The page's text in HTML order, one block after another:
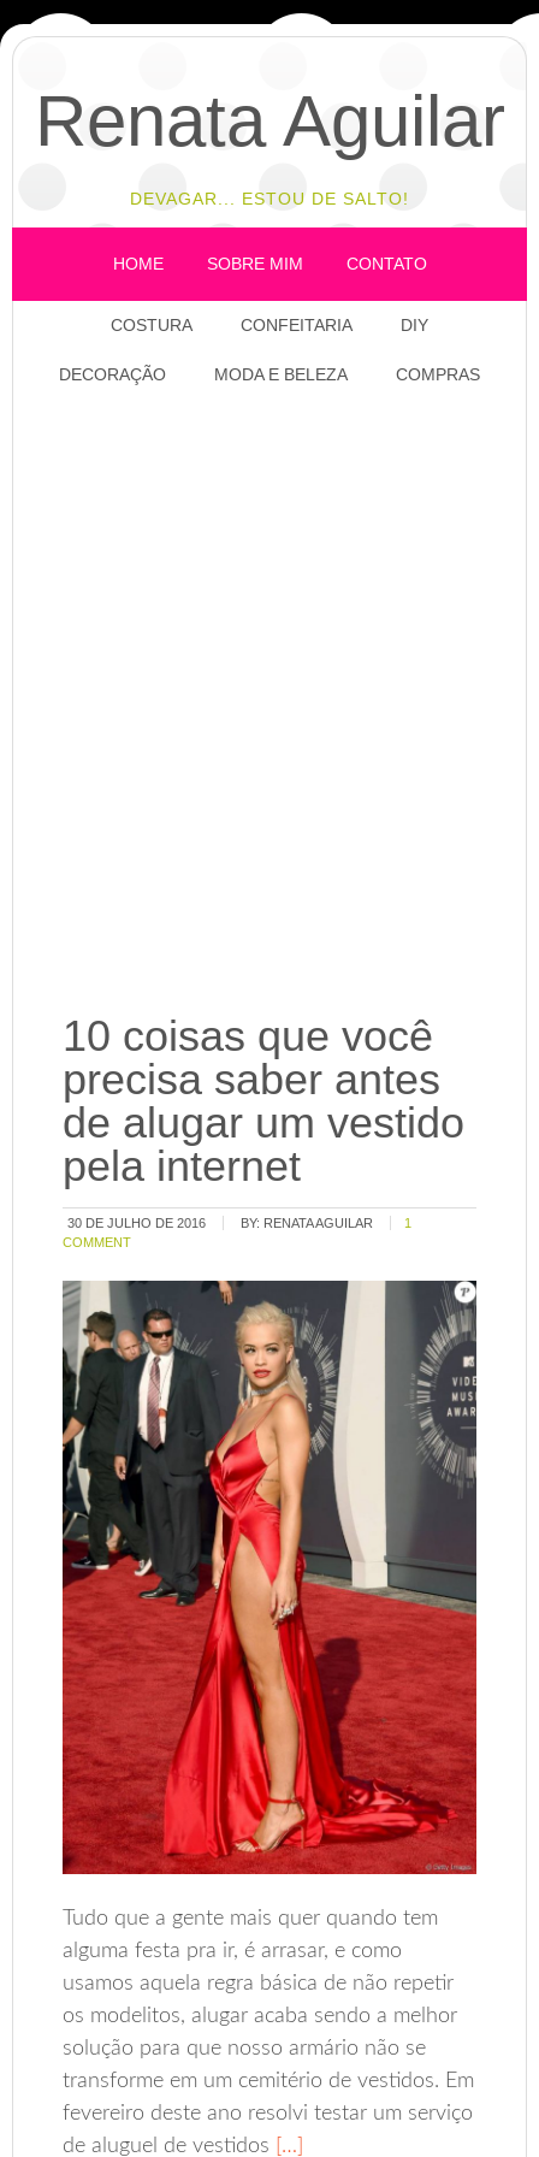
Renata Aguilar
DEVAGAR... ESTOU DE SALTO!
HOME SOBRE MIM CONTATO
COSTURA CONFEITARIA DIY
DECORAÇÃO MODA E BELEZA COMPRAS
10 coisas que você
precisa saber antes
de alugar um vestido
pela internet
30 DE JULHO DE 2016 BY: RENATA AGUILAR
1
COMMENT
Tudo que a gente mais quer quando tem
alguma festa pra ir, é arrasar, e como
usamos aquela regra básica de não repetir
os modelitos, alugar acaba sendo a melhor
solução para que nosso armário não se
transforme em um cemitério de vestidos. Em
fevereiro deste ano resolvi testar um serviço
de aluguel de vestidos […]